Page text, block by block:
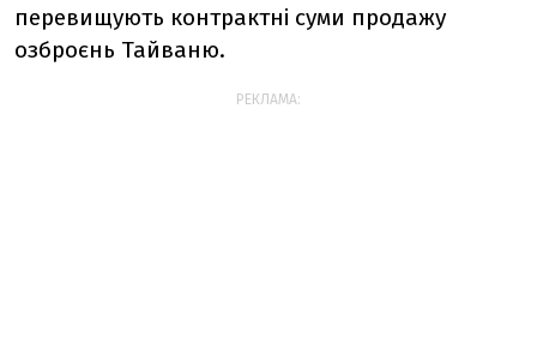
перевищують контрактні суми продажу
озброєнь Тайваню.
РЕКЛАМА: